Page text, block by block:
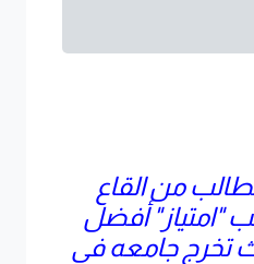
من القاع
"امتياز" أفضل
تخرج جامعه في